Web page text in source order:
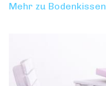
Mehr zu Bodenkissen